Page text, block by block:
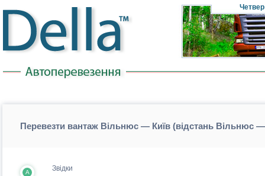
Четвер
Перевезти вантаж Вільнюс — Київ (відстань Вільнюс —
A Звідки